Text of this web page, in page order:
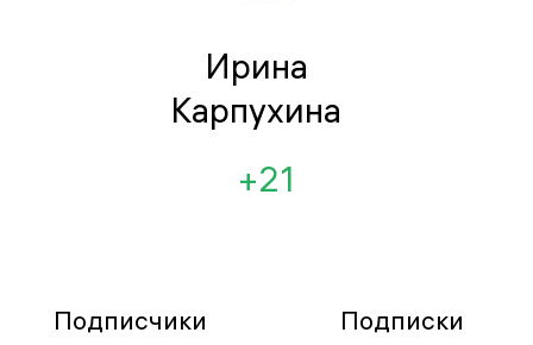
Ирина
Карпухина
+21
Подписчики Подписки